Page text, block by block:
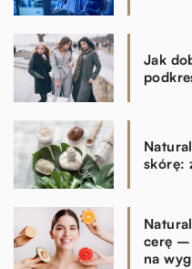
Jak
skórę:
cerę –
na